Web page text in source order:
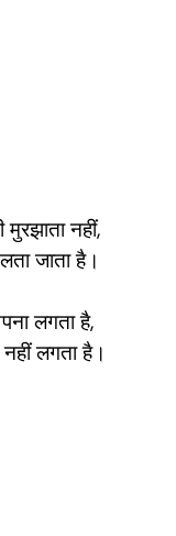
नहीं,
जाता है।
लगता है,
लगता है।